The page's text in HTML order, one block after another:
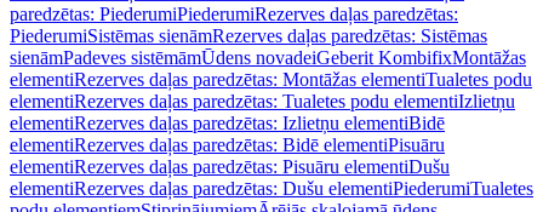
paredzētas: PiederumiPiederumiRezerves daļas paredzētas:
PiederumiSistēmas sienāmRezerves daļas paredzētas: Sistēmas
sienāmPadeves sistēmāmŪdens novadeiGeberit KombifixMontāžas
elementiRezerves daļas paredzētas: Montāžas elementiTualetes podu
elementiRezerves daļas paredzētas: Tualetes podu elementiIzlietņu
elementiRezerves daļas paredzētas: Izlietņu elementiBidē
elementiRezerves daļas paredzētas: Bidē elementiPisuāru
elementiRezerves daļas paredzētas: Pisuāru elementiDušu
elementiRezerves daļas paredzētas: Dušu elementiPiederumiTualetes